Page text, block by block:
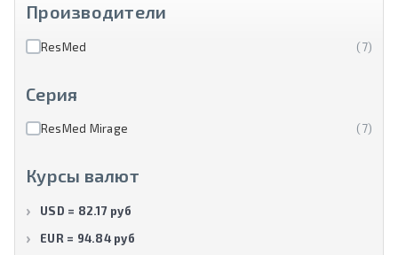
Производители
ResMed (7)
Серия
ResMed Mirage (7)
Курсы валют
USD = 82.17 руб
EUR = 94.84 руб